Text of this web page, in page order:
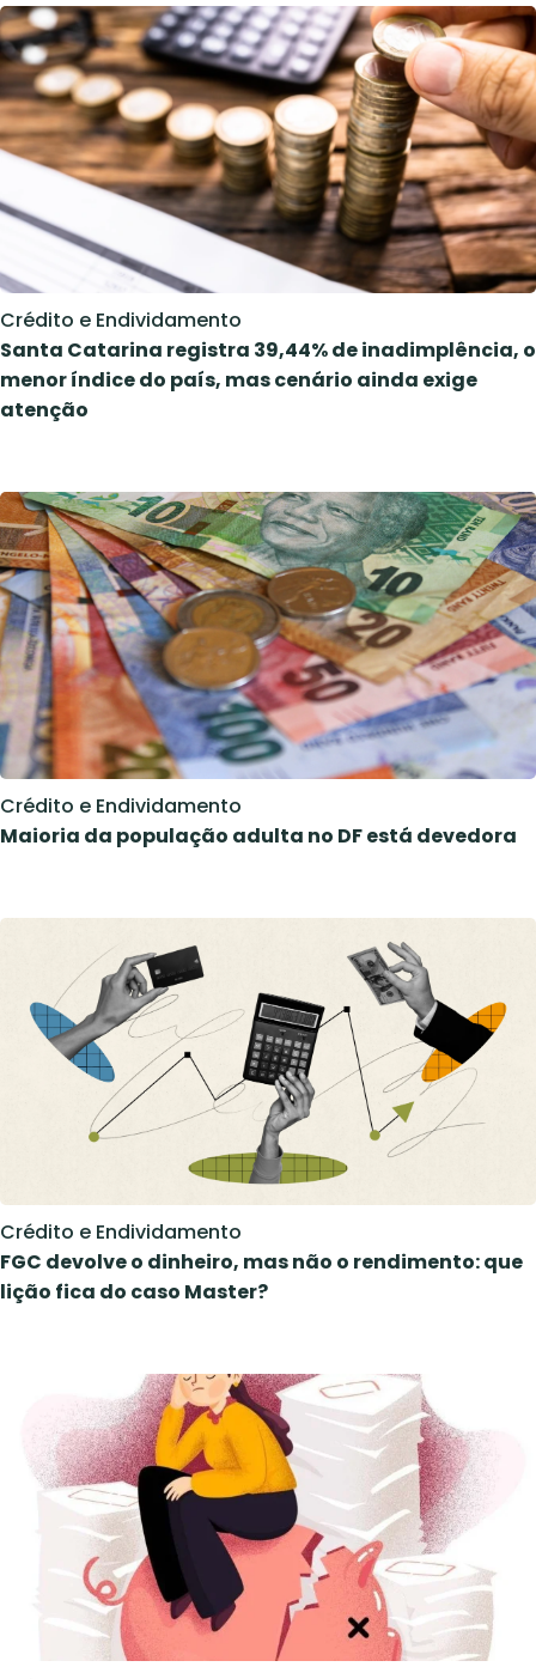
Crédito e Endividamento
Santa Catarina registra 39,44% de inadimplência, o
menor índice do país, mas cenário ainda exige
atenção
Crédito e Endividamento
Maioria da população adulta no DF está devedora
Crédito e Endividamento
FGC devolve o dinheiro, mas não o rendimento: que
lição fica do caso Master?